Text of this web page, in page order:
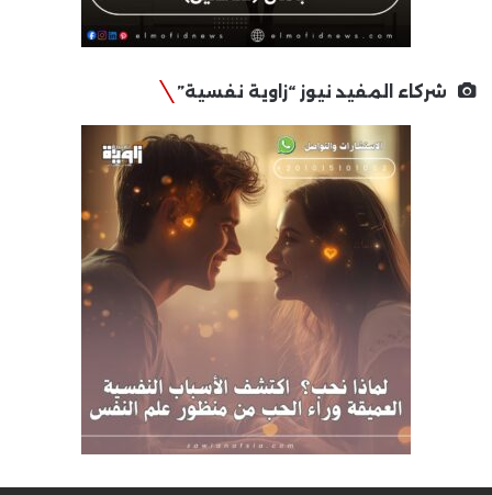
شركاء المفيد نيوز “زاوية نفسية”